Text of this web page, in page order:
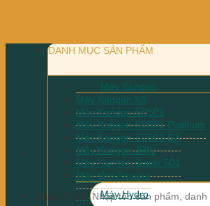
Search for:
DANH MỤC SẢN PHẨM
Máy Kangen
Máy Kangen K8
Máy Kangen SD501
Máy Kangen SD501 Platinum
Máy Kangen SD501 DX
Máy Kangen JRIV
Máy Kangen Super 501
Máy tắm Anespa
Máy Hydro